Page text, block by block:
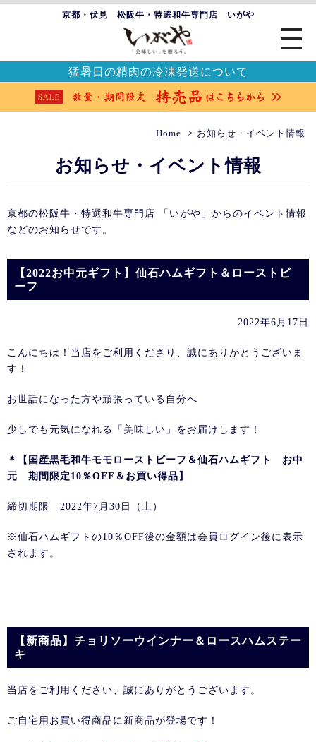
京都・伏見 松阪牛・特選和牛専門店 いがや
猛暑日の精肉の冷凍発送について
Home お知らせ・イベント情報
お知らせ・イベント情報
京都の松阪牛・特選和牛専門店 「いがや」からのイベント情報
などのお知らせです。
【2022お中元ギフト】仙石ハムギフト＆ローストビ
ーフ
2022年6月17日
こんにちは！当店をご利用くださり、誠にありがとうございま
す！
お世話になった方や頑張っている自分へ
少しでも元気になれる「美味しい」をお届けします！
＊【国産黒毛和牛モモローストビーフ＆仙石ハムギフト お中
元 期間限定10％OFF＆お買い得品】
締切期限 2022年7月30日（土）
※仙石ハムギフトの10％OFF後の金額は会員ログイン後に表示
されます。
【新商品】チョリソーウインナー＆ロースハムステー
キ
当店をご利用ください、誠にありがとうございます。
ご自宅用お買い得商品に新商品が登場です！